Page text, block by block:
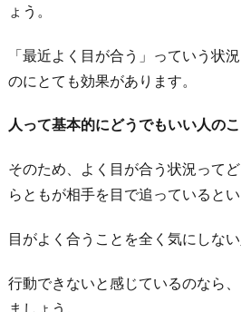
ず
る
4.
L
N
E
使
て
ょう。
「最近よく目が合う」っていう状
のにとても効果があります。
人って基本的にどうでもいい人の
そのため、よく目が合う状況って
らともが相手を目で追っているとい
目がよく合うことを全く気にしない
行動できないと感じているのなら
ましょう。